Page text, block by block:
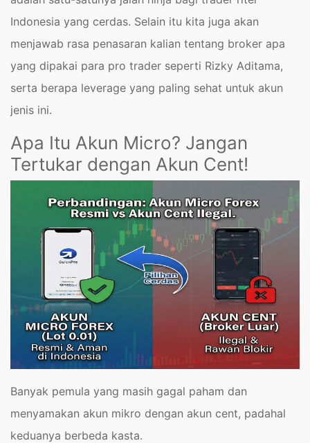
Indonesia yang cerdas. Selain itu kita juga akan
menjawab rasa penasaran kalian tentang broker apa
yang dipakai para pro trader seperti Rizky Aditama,
serta berapa leverage yang paling sehat untuk akun
jenis ini.
Apa Itu Akun Micro? Jangan
Tertukar dengan Akun Cent!
Banyak pemula yang masih gagal paham dan
menyamakan akun mikro dengan akun cent, padahal
keduanya berbeda kasta.